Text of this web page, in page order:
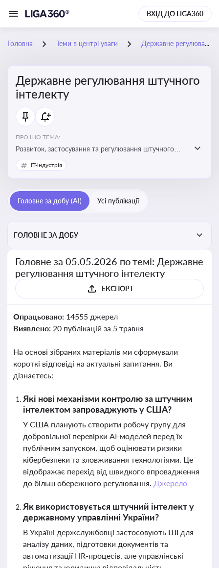
ВХІД ДО LIGA360
Головна Теми в центрі уваги Державне регулювання штучного інтелекту
Державне регулювання штучного
інтелекту
ПРО ЩО ТЕМА:
Розвиток, застосування та регулювання штучного
інтелекту в різних сферах — від управління бізнесом
до державного сектора
IT-індустрія
Головне за добу (AI) Усі публікації
ГОЛОВНЕ ЗА ДОБУ
Головне за 05.05.2026 по темі: Державне
регулювання штучного інтелекту
ЕКСПОРТ
Опрацьовано: 14555 джерел
Виявлено: 20 публікацій за 5 травня
На основі зібраних матеріалів ми сформували
короткі відповіді на актуальні запитання. Ви
дізнаєтесь:
Які нові механізми контролю за штучним
інтелектом запроваджують у США?
У США планують створити робочу групу для
добровільної перевірки AI-моделей перед їх
публічним запуском, щоб оцінювати ризики
кібербезпеки та зловживання технологіями. Це
відображає перехід від швидкого впровадження
до більш обережного регулювання. Джерело
Як використовується штучний інтелект у
державному управлінні України?
В Україні держслужбовці застосовують ШІ для
аналізу даних, підготовки документів та
автоматизації HR-процесів, але управлінські